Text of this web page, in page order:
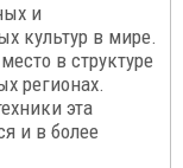
и
культур в мире.
в структуре
регионах.
эта
и в более